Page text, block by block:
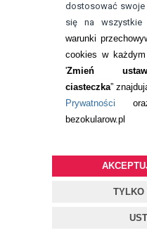
dostosować swoje
się na wszystkie
warunki
cookies w
'Zmień
ciasteczka”
Prywatności
bezokularow.pl
TYLKO